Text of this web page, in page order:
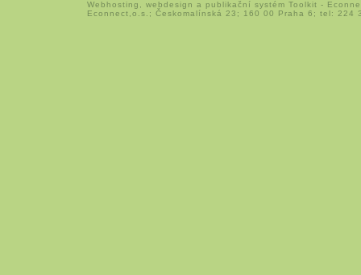
Webhosting webdesign a publikační systém Toolkit -
Econnect,o.s.; Českomalínská 23; 160 00 Praha 6; tel: 224